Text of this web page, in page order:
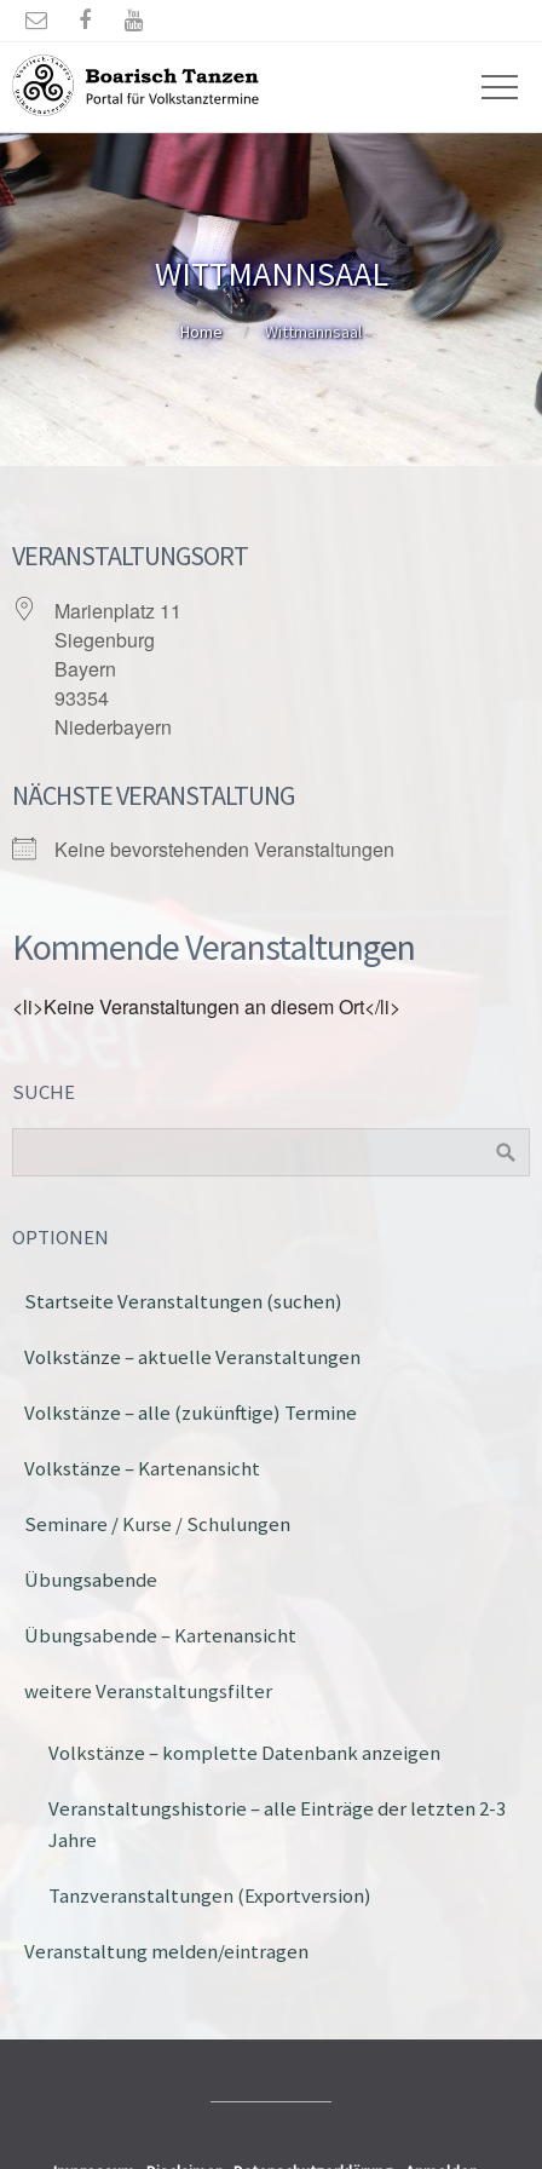
  
WITTMANNSAAL
Home Wittmannsaal
VERANSTALTUNGSORT
Marienplatz 11
Siegenburg
Bayern
93354
Niederbayern
NÄCHSTE VERANSTALTUNG
Keine bevorstehenden Veranstaltungen
Kommende Veranstaltungen
<li>Keine Veranstaltungen an diesem Ort</li>
SUCHE
OPTIONEN
Startseite Veranstaltungen (suchen)
Volkstänze – aktuelle Veranstaltungen
Volkstänze – alle (zukünftige) Termine
Volkstänze – Kartenansicht
Seminare / Kurse / Schulungen
Übungsabende
Übungsabende – Kartenansicht
weitere Veranstaltungsfilter
Volkstänze – komplette Datenbank anzeigen
Veranstaltungshistorie – alle Einträge der letzten 2-3
Jahre
Tanzveranstaltungen (Exportversion)
Veranstaltung melden/eintragen